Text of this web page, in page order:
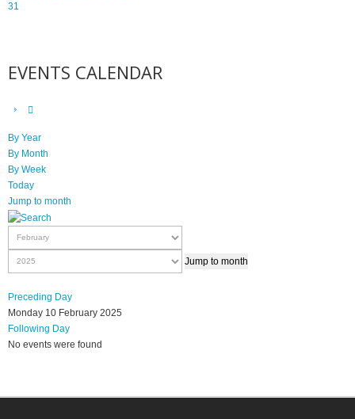
31
EVENTS CALENDAR
By Year
By Month
By Week
Today
Jump to month
Jump to month
Preceding Day
Monday 10 February 2025
Following Day
No events were found